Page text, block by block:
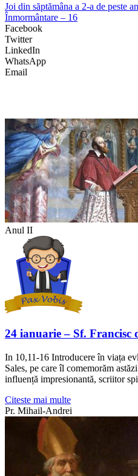
Joi din săptămâna a 2-a de peste
Înmormântare – 16
Facebook
Twitter
LinkedIn
WhatsApp
Email
Anul II
24 ianuarie – Sf. Francisc
In 10,11-16 Introducere în viața
Sales, pe care îl comemorăm
influență impresionantă, scriitor
Citeste mai multe
Pr. Mihail-Andrei